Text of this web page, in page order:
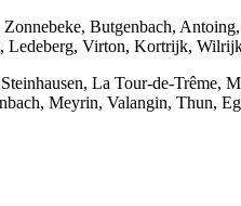
Butgenbach,
Ledeberg, Virton, Kortrijk,
La Tour-de-Trême,
Meyrin, Valangin, Thun,